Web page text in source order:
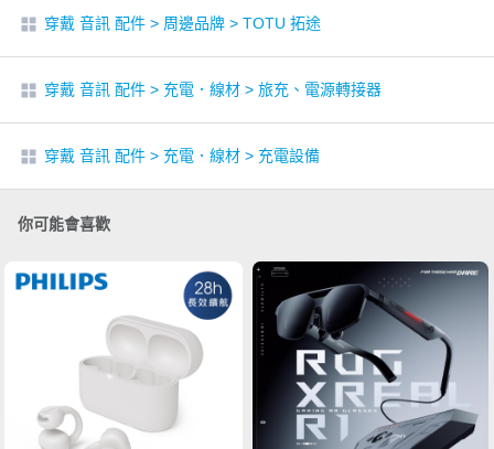
穿戴 音訊 配件 > 周邊品牌 > TOTU 拓途
穿戴 音訊 配件 > 充電．線材 > 旅充、電源轉接器
穿戴 音訊 配件 > 充電．線材 > 充電設備
你可能會喜歡